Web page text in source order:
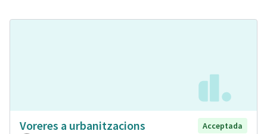
Voreres a urbanitzacions
Acceptada